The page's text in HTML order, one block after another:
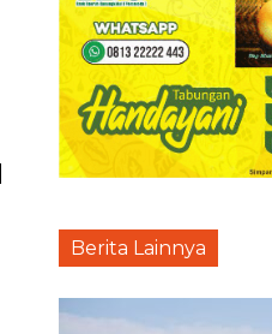
Berita Lainnya